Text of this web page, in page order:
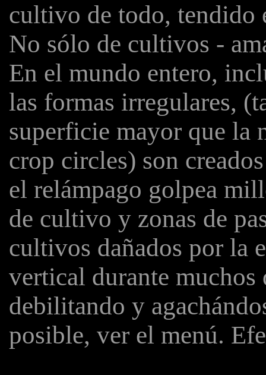
cultivo de todo, tendido
No sólo de cultivos -
En el mundo entero,
las formas irregulares,
superficie mayor que la
crop circles) son
el relámpago golpea
de cultivo y zonas de
cultivos dañados por la
vertical durante muchos
debilitando y
posible, ver el menú.